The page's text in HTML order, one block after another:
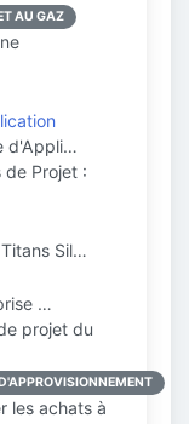
AU GAZ
d'Appli…
de Projet :
Sil…
…
projet du
les achats à